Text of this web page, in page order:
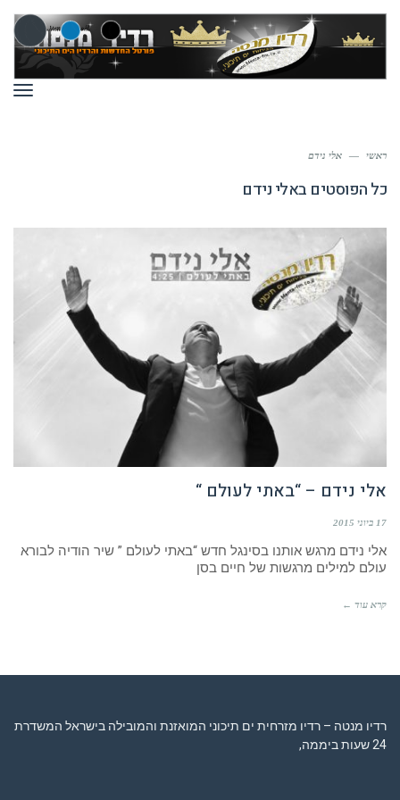
ראשי — אלי נידם
כל הפוסטים באלי נידם
אלי נידם – “באתי לעולם “
17 ביוני 2015
אלי נידם מרגש אותנו בסינגל חדש “באתי לעולם ” שיר הודיה לבורא
עולם למילים מרגשות של חיים בסן
קרא עוד ←
רדיו מנטה – רדיו מזרחית ים תיכוני המואזנת והמובילה בישראל המשדרת
24 שעות ביממה,